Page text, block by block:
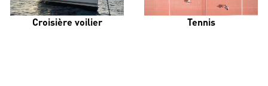
Croisière voilier Tennis